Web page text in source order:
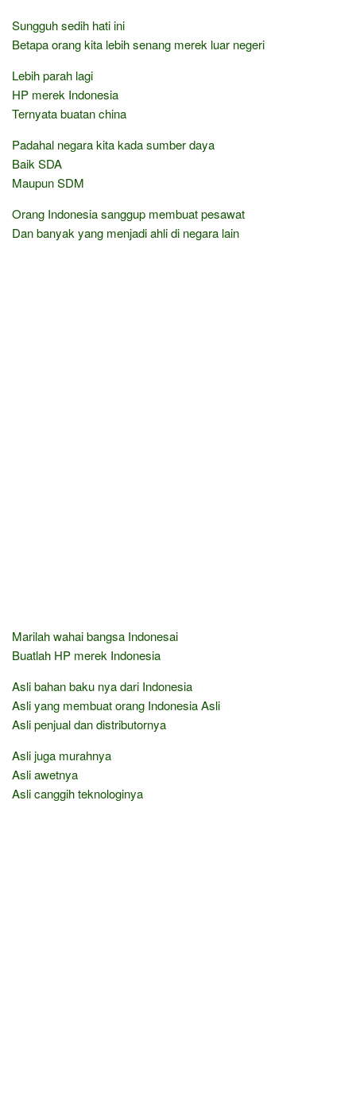
Sungguh sedih hati ini
Betapa orang kita lebih senang merek luar negeri
Lebih parah lagi
HP merek Indonesia
Ternyata buatan china
Padahal negara kita kada sumber daya
Baik SDA
Maupun SDM
Orang Indonesia sanggup membuat pesawat
Dan banyak yang menjadi ahli di negara lain
Marilah wahai bangsa Indonesai
Buatlah HP merek Indonesia
Asli bahan baku nya dari Indonesia
Asli yang membuat orang Indonesia Asli
Asli penjual dan distributornya
Asli juga murahnya
Asli awetnya
Asli canggih teknologinya